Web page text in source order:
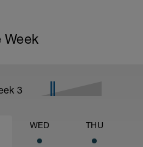
Week
3
WED THU